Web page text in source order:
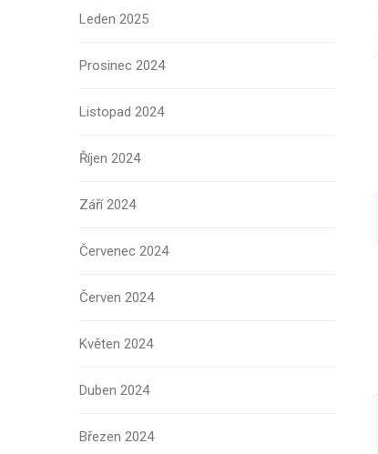
Leden 2025
Prosinec 2024
Listopad 2024
Říjen 2024
Září 2024
Červenec 2024
Červen 2024
Květen 2024
Duben 2024
Březen 2024